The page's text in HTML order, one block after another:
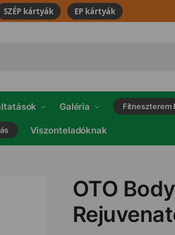
SZÉP kártyák EP kártyák
Galéria Fitneszterem
Viszonteladóknak
OTO